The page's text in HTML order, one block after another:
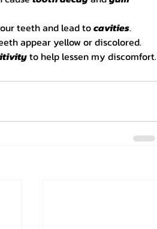
teeth and lead to cavities.
appear yellow or discolored.
to help lessen my discomfort.